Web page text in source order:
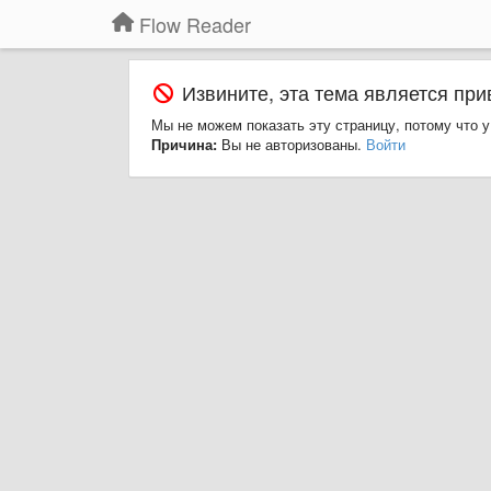
Flow Reader
Извините, эта тема является
Мы не можем показать эту страницу, потому что
Причина: Вы не авторизованы. Войти